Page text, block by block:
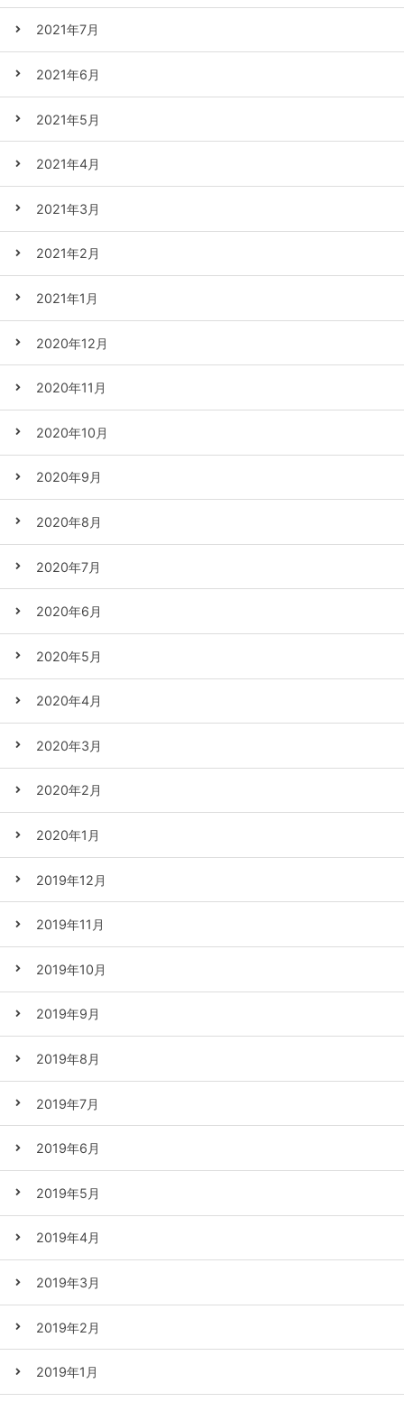
2021年7月
2021年6月
2021年5月
2021年4月
2021年3月
2021年2月
2021年1月
2020年12月
2020年11月
2020年10月
2020年9月
2020年8月
2020年7月
2020年6月
2020年5月
2020年4月
2020年3月
2020年2月
2020年1月
2019年12月
2019年11月
2019年10月
2019年9月
2019年8月
2019年7月
2019年6月
2019年5月
2019年4月
2019年3月
2019年2月
2019年1月